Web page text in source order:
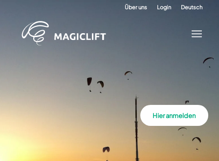
Über uns Login Deutsch
Hier anmelden